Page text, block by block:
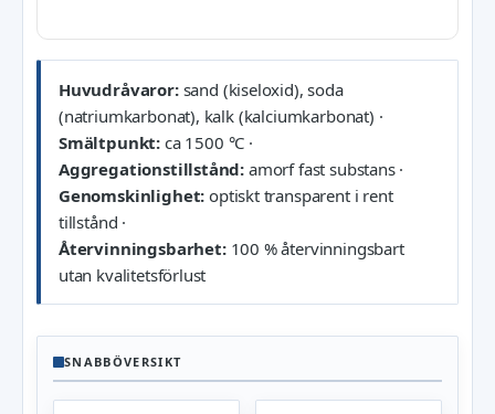
Huvudråvaror:sand (kiseloxid), soda
(natriumkarbonat), kalk (kalciumkarbonat) ·
Smältpunkt: ca 1500 °C ·
Aggregationstillstånd: amorf fast substans ·
Genomskinlighet: optiskt transparent i rent
tillstånd ·
Återvinningsbarhet:100 % återvinningsbart
utan kvalitetsförlust
SNABBÖVERSIKT